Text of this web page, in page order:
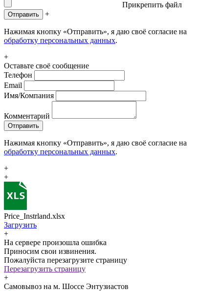
Прикрепить файл
Отправить +
Нажимая кнопку «Отправить», я даю своё согласие на
обработку персональных данных.
+
Оставьте своё сообщение
Телефон
Email
Имя/Компания
Комментарий
Отправить
Нажимая кнопку «Отправить», я даю своё согласие на
обработку персональных данных.
+
+
Price_Instrland.xlsx
Загрузить
+
На сервере произошла ошибка
Приносим свои извинения.
Пожалуйста перезагрузите страницу
Перезагрузить страницу
+
Самовывоз на м. Шоссе Энтузиастов